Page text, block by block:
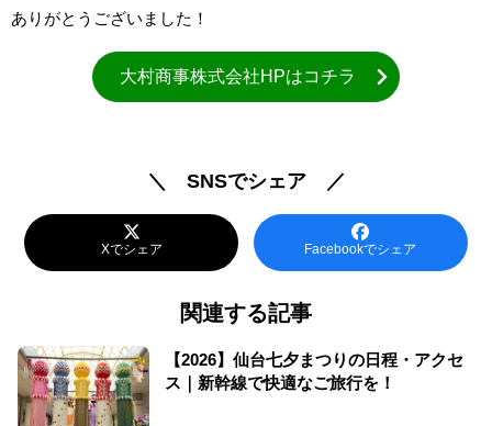
ありがとうございました！
大村商事株式会社HPはコチラ
＼ SNSでシェア ／
Xでシェア Facebookでシェア
関連する記事
【2026】仙台七夕まつりの日程・アクセ
ス｜新幹線で快適なご旅行を！